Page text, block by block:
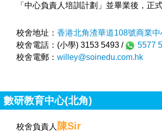
「中心負責人培訓計劃」並畢業後，正
校舍地址： 香港北角渣華道108號商業
校舍電話：(小學) 3153 5493 /
5577
校舍電郵： willey@soinedu.com.hk
研教育中心(北角)
校舍負責人 陳Sir